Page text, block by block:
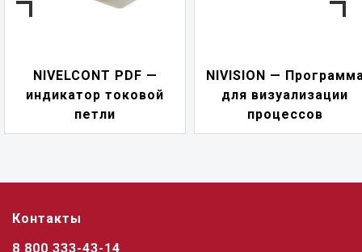
NIVELCONT PDF —
индикатор токовой
петли
NIVISION —
для визуализации
процессов
Контакты
8 800 333-43-14